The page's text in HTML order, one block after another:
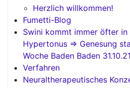
Herzlich willkommen!
Fumetti-Blog
Swini kommt immer öfter in
Hypertonus => Genesung
Woche Baden Baden 31.10.21
Verfahren
Neuraltherapeutisches